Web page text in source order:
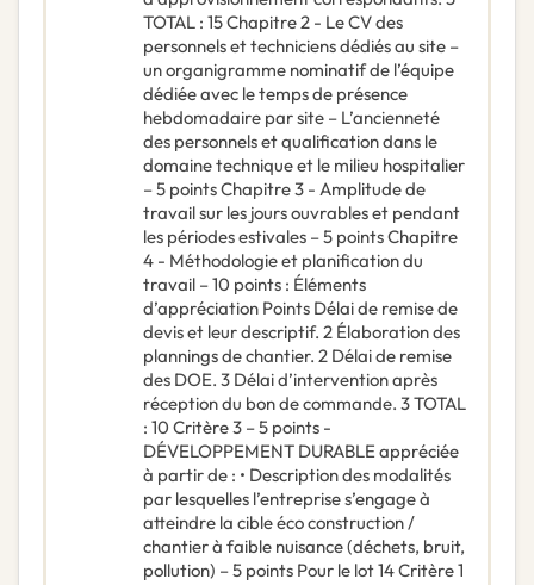
TOTAL : 15 Chapitre 2 - Le CV des
personnels et techniciens dédiés au site –
un organigramme nominatif de l’équipe
dédiée avec le temps de présence
hebdomadaire par site – L’ancienneté
des personnels et qualification dans le
domaine technique et le milieu hospitalier
– 5 points Chapitre 3 - Amplitude de
travail sur les jours ouvrables et pendant
les périodes estivales – 5 points Chapitre
4 - Méthodologie et planification du
travail – 10 points : Éléments
d’appréciation Points Délai de remise de
devis et leur descriptif. 2 Élaboration des
plannings de chantier. 2 Délai de remise
des DOE. 3 Délai d’intervention après
réception du bon de commande. 3 TOTAL
: 10 Critère 3 – 5 points -
DÉVELOPPEMENT DURABLE appréciée
à partir de : • Description des modalités
par lesquelles l’entreprise s’engage à
atteindre la cible éco construction /
chantier à faible nuisance (déchets, bruit,
pollution) – 5 points Pour le lot 14 Critère 1